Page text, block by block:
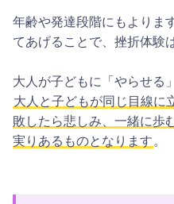
年齢や発達段階にもよりま
てあげることで、挫折体験
大人が子どもに「やらせる
大人と子どもが同じ目線に
敗したら悲しみ、一緒に歩
実りあるものとなります。